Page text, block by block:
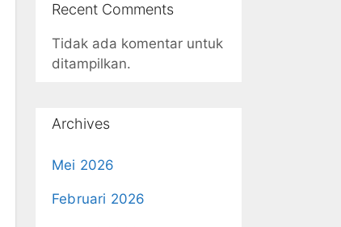
Recent Comments
Tidak ada komentar untuk
ditampilkan.
Archives
Mei 2026
Februari 2026